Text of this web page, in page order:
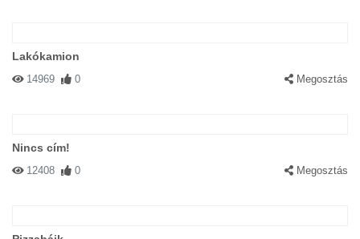
Lakókamion
14969 0 Megosztás
Nincs cím!
12408 0 Megosztás